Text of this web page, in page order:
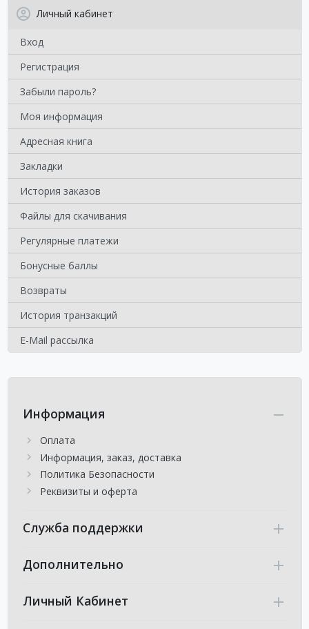
Личный кабинет
Вход
Регистрация
Забыли пароль?
Моя информация
Адресная книга
Закладки
История заказов
Файлы для скачивания
Регулярные платежи
Бонусные баллы
Возвраты
История транзакций
E-Mail рассылка
Информация
Оплата
Информация, заказ, доставка
Политика Безопасности
Реквизиты и оферта
Служба поддержки
Дополнительно
Личный Кабинет